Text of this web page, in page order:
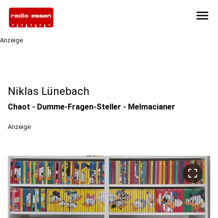
menu
Anzeige
Niklas Lünebach
Chaot - Dumme-Fragen-Steller - Melmacianer
Anzeige
crop_free